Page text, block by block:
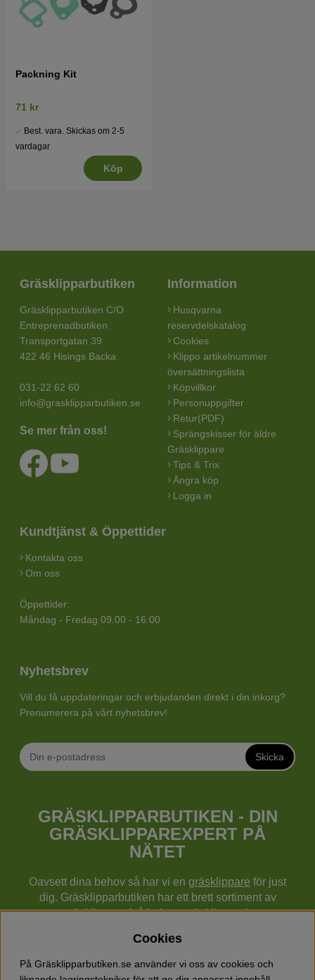
Packning Kit
71 kr
Best. vara. Skickas om 2-5
vardagar
Köp
Gräsklipparbutiken
Gräsklipparbutiken C/O
Entreprenadbutiken
Transportgatan 39
422 46 Hisings Backa
031-22 62 60
info@grasklipparbutiken.se
Se mer från oss!
Information
Husqvarna
reservdelskatalog
Cookies
Klippo artikelnummer
översättningslista
Köpvillkor
Personuppgifter
Retur(PDF)
Sprängskisser för äldre
Gräsklippare
Tips & Trix
Ångra köp
Logga in
Kundtjänst & Öppettider
Kontakta oss
Om oss
Öppettider:
Måndag - Fredag 09.00 - 16:00
Nyhetsbrev
Vill du få uppdateringar och erbjudanden direkt i din inkorg?
Prenumerera på vårt nyhetsbrev!
Skicka
GRÄSKLIPPARBUTIKEN - DIN
GRÄSKLIPPAREXPERT PÅ
NÄTET
Oavsett dina behov så har vi en gräsklippare för just
dig. Gräsklipparbutiken har ett brett sortiment av
gräsklippare (gå bakom gräsklippare),
cylindergräsklippare, traktorer mm från Husqvarna,
Klippo och Gardena.
Utöver gräsklippare finns också ett brett sortiment hos
Cookies
På Gräsklipparbutiken.se använder vi oss av cookies och